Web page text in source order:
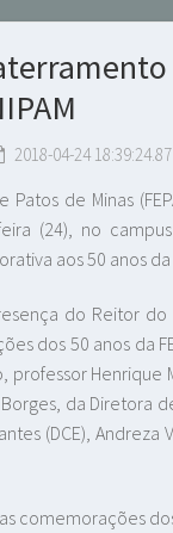
2018-04-24
de Minas
(24), no
aos 50 anos da
do Reitor do
dos 50 anos da
professor
da Diretora
(DCE),
comemorações